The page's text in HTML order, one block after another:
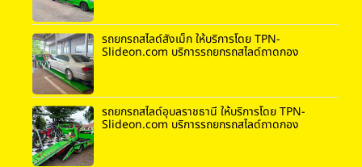
รถยกรถสไลด์สังเม็ก ให้บริการโดย TPN-
Slideon.com บริการรถยกรถสไลด์ถาดกอง
รถยกรถสไลด์อุบลราชธานี ให้บริการโดย TPN-
Slideon.com บริการรถยกรถสไลด์ถาดกอง